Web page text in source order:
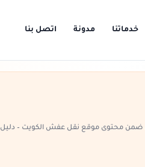
خدماتنا مدونة اتصل بنا
ضمن محتوى موقع نقل عفش الكويت – دليل